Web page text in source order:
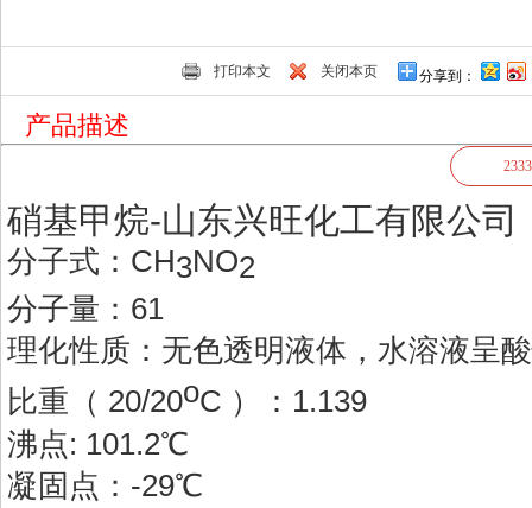
打印本文 关闭本页 分享到：
产品描述
2333
硝基甲烷-山东兴旺化工有限公司
分子式：CH3NO2
分子量：61
理化性质：无色透明液体，水溶液呈
比重（ 20/20οC ）：1.139
沸点: 101.2℃
凝固点：-29℃